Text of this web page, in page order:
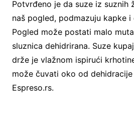
Potvrđeno je da suze iz suznih
naš pogled, podmazuju kapke i
Pogled može postati malo
sluznica dehidrirana. Suze
drže je vlažnom ispirući
može čuvati oko od
Espreso.rs.